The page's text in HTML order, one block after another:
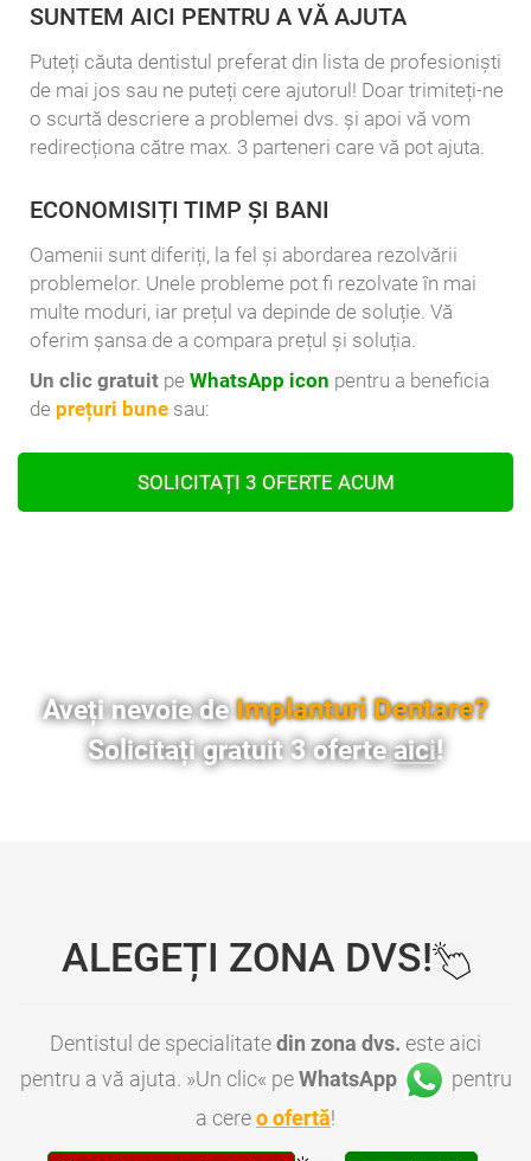
SUNTEM AICI PENTRU A VĂ AJUTA
Puteți căuta dentistul preferat din lista de profesioniști
de mai jos sau ne puteți cere ajutorul! Doar trimiteți-ne
o scurtă descriere a problemei dvs. și apoi vă vom
redirecționa către max. 3 parteneri care vă pot ajuta.
ECONOMISIȚI TIMP ȘI BANI
Oamenii sunt diferiți, la fel și abordarea rezolvării
problemelor. Unele probleme pot fi rezolvate în mai
multe moduri, iar prețul va depinde de soluție. Vă
oferim șansa de a compara prețul și soluția.
Un clic gratuit pe WhatsApp icon pentru a beneficia
de prețuri bune sau:
SOLICITAȚI 3 OFERTE ACUM
Aveți nevoie deImplanturi Dentare?
Solicitați gratuit 3 oferteaici!
ALEGEȚI ZONA DVS!
Dentistul de specialitatedin zona dvs. este aici
pentru a vă ajuta. »Un clic« peWhatsApp
pentru
a cereo ofertă!